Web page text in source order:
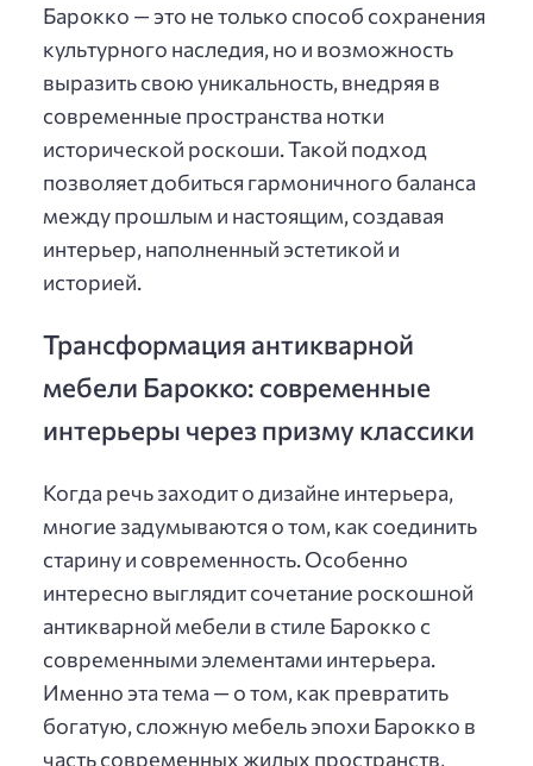
Барокко — это не только способ сохранения
культурного наследия, но и возможность
выразить свою уникальность, внедряя в
современные пространства нотки
исторической роскоши. Такой подход
позволяет добиться гармоничного баланса
между прошлым и настоящим, создавая
интерьер, наполненный эстетикой и
историей.
Трансформация антикварной
мебели Барокко: современные
интерьеры через призму классики
Когда речь заходит о дизайне интерьера,
многие задумываются о том, как соединить
старину и современность. Особенно
интересно выглядит сочетание роскошной
антикварной мебели в стиле Барокко с
современными элементами интерьера.
Именно эта тема — о том, как превратить
богатую, сложную мебель эпохи Барокко в
часть современных жилых пространств,